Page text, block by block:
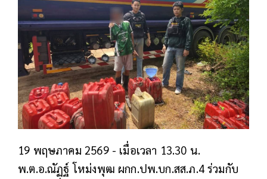
19 พฤษภาคม 2569 - เมื่อเวลา 13.30 น.
พ.ต.อ.ณัฏฐ์ โหม่งพุฒ ผกก.ปพ.บก.สส.ภ.4 ร่วมกับ